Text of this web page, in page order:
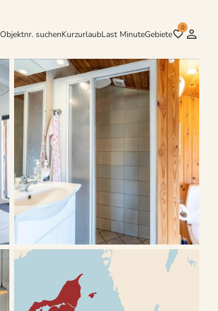
Objektnr. suchenKurzurlaubLast MinuteGebiete
0